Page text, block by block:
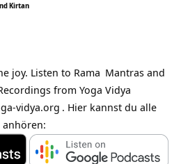
Kirtan
joy. Listen to Rama Mantras and
from Yoga Vidya
vidya.org . Hier kannst du alle
anhören: